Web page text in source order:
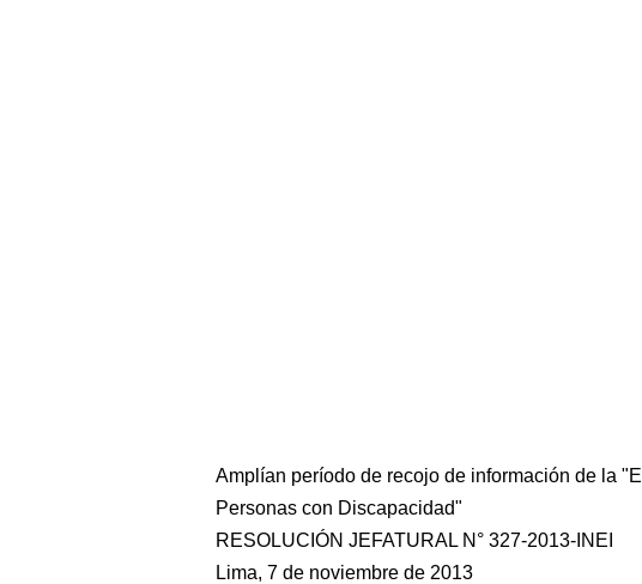
Amplían período de recojo de información de la
Personas con Discapacidad"
RESOLUCIÓN JEFATURAL N° 327-2013-INEI
Lima, 7 de noviembre de 2013